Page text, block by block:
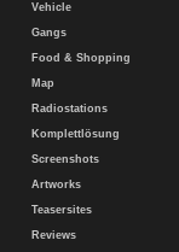
Vehicle
Gangs
Food & Shopping
Map
Radiostations
Komplettlösung
Screenshots
Artworks
Teasersites
Reviews